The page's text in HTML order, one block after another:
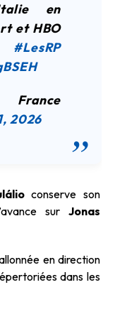
en
et HBO
#LesRP
2026
conserve son
surJonas
en direction
dans les